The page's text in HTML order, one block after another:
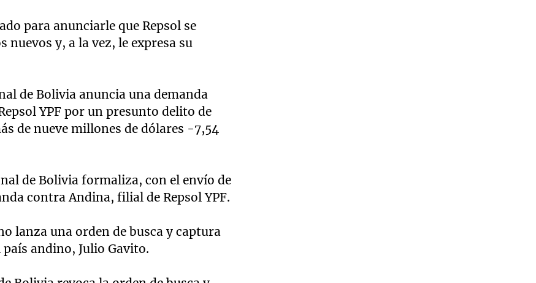
para anunciarle que Repsol se
nuevos y, a la vez, le expresa su
de Bolivia anuncia una demanda
YPF por un presunto delito de
de nueve millones de dólares -7,54
de Bolivia formaliza, con el envío de
contra Andina, filial de Repsol YPF.
lanza una orden de busca y captura
país andino, Julio Gavito.